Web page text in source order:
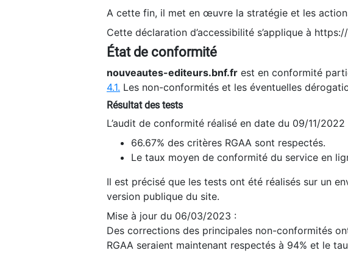
A cette fin, il met en œuvre la stratégie et les
Cette déclaration d’accessibilité s’applique à
État de conformité
nouveautes-editeurs.bnf.fr est en conformité
4.1. Les non-conformités et les éventuelles
Résultat des tests
L’audit de conformité réalisé en date du 09/11/
66.67% des critères RGAA sont respectés.
Le taux moyen de conformité du service en
Il est précisé que les tests ont été réalisés sur un
version publique du site.
Mise à jour du 06/03/2023 :
Des corrections des principales non-conformités
RGAA seraient maintenant respectés à 94% et le